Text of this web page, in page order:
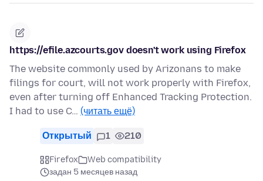
https://efile.azcourts.gov doesn't work using Firefox
The website commonly used by Arizonans to make
filings for court, will not work properly with Firefox,
even after turning off Enhanced Tracking Protection.
I had to use C… (читать ещё)
Открытый 1 210
Firefox
Web compatibility
задан 5 месяцев назад